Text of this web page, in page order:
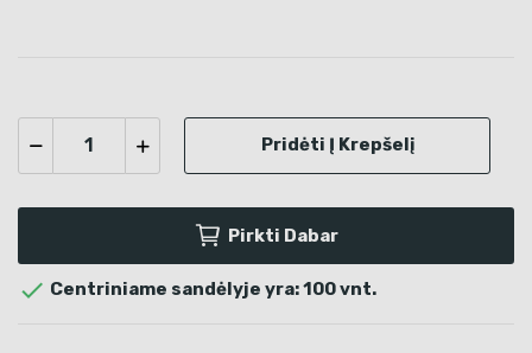
Pridėti Į Krepšelį
Pirkti Dabar
 Centriniame sandėlyje yra: 100 vnt.